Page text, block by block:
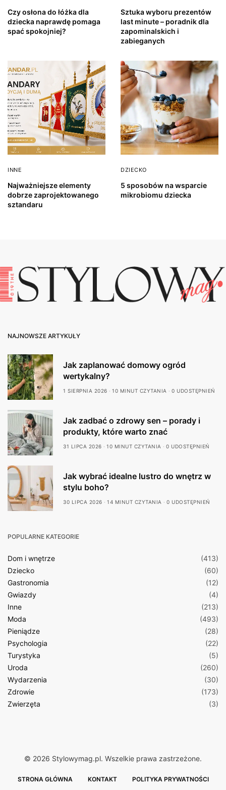
Czy osłona do łóżka dla
dziecka naprawdę pomaga
spać spokojniej?
Sztuka wyboru prezentów
last minute – poradnik dla
zapominalskich i
zabieganych
INNE
Najważniejsze elementy
dobrze zaprojektowanego
sztandaru
DZIECKO
5 sposobów na wsparcie
mikrobiomu dziecka
NAJNOWSZE ARTYKUŁY
Jak zaplanować domowy ogród
wertykalny?
1 SIERPNIA 2026 10 MINUT CZYTANIA 0 UDOSTĘPNIEŃ
Jak zadbać o zdrowy sen – porady i
produkty, które warto znać
31 LIPCA 2026 10 MINUT CZYTANIA 0 UDOSTĘPNIEŃ
Jak wybrać idealne lustro do wnętrz w
stylu boho?
30 LIPCA 2026 14 MINUT CZYTANIA 0 UDOSTĘPNIEŃ
POPULARNE KATEGORIE
Dom i wnętrze
(413)
Dziecko
(60)
Gastronomia
(12)
Gwiazdy
(4)
Inne
(213)
Moda
(493)
Pieniądze
(28)
Psychologia
(22)
Turystyka
(5)
Uroda
(260)
Wydarzenia
(30)
Zdrowie
(173)
Zwierzęta
(3)
© 2026 Stylowymag.pl. Wszelkie prawa zastrzeżone.
STRONA GŁÓWNA KONTAKT POLITYKA PRYWATNOŚCI